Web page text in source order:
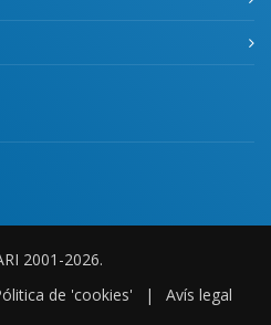
2001-2026.
de 'cookies' | Avís legal